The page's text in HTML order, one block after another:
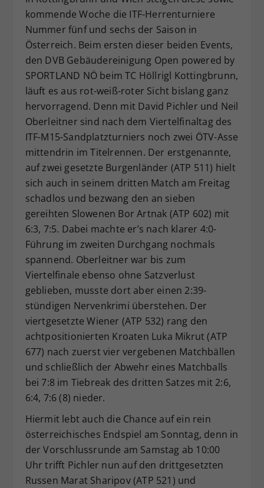
kommende Woche die ITF-Herrenturniere
Nummer fünf und sechs der Saison in
Österreich. Beim ersten dieser beiden Events,
den DVB Gebäudereinigung Open powered by
SPORTLAND NÖ beim TC Höllrigl Kottingbrunn,
läuft es aus rot-weiß-roter Sicht bislang ganz
hervorragend. Denn mit David Pichler und Neil
Oberleitner sind nach dem Viertelfinaltag des
ITF-M15-Sandplatzturniers noch zwei ÖTV-Asse
mittendrin im Titelrennen. Der erstgenannte,
auf zwei gesetzte Burgenländer (ATP 511) hielt
sich auch in seinem dritten Match am Freitag
schadlos und bezwang den an sieben
gereihten Slowenen Bor Artnak (ATP 602) mit
6:3, 7:5. Dabei machte er’s nach klarer 4:0-
Führung im zweiten Durchgang nochmals
spannend. Oberleitner war bis zum
Viertelfinale ebenso ohne Satzverlust
geblieben, musste dort aber einen 2:39-
stündigen Nervenkrimi überstehen. Der
viertgesetzte Wiener (ATP 532) rang den
achtpositionierten Kroaten Luka Mikrut (ATP
677) nach zuerst vier vergebenen Matchbällen
und schließlich der Abwehr eines Matchballs
bei 7:8 im Tiebreak des dritten Satzes mit 2:6,
6:4, 7:6 (8) nieder.
Hiermit lebt auch die Chance auf ein rein
österreichisches Endspiel am Sonntag, denn in
der Vorschlussrunde am Samstag ab 10:00
Uhr trifft Pichler nun auf den drittgesetzten
Russen Marat Sharipov (ATP 521) und
Dieser Wert speichert Ihre Consent-
Einstellungen. Unter anderem eine
zufällig generierte ID, für die
vorgenommen Einstellungen, falls der
Webseiten-Betreiber dies eingestellt
hat.